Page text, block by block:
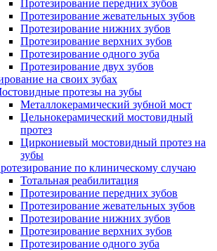
Протезирование передних зубов
Протезирование жевательных зубов
Протезирование нижних зубов
Протезирование верхних зубов
Протезирование одного зуба
Протезирование двух зубов
на своих зубах
протезы на зубы
Металлокерамический зубной мост
Цельнокерамический мостовидный
протез
Циркониевый мостовидный протез на
зубы
по клиническому случаю
Тотальная реабилитация
Протезирование передних зубов
Протезирование жевательных зубов
Протезирование нижних зубов
Протезирование верхних зубов
Протезирование одного зуба